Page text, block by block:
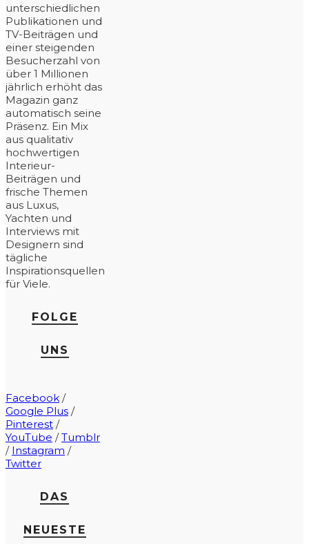
unterschiedlichen
Publikationen und
TV-Beiträgen und
einer steigenden
Besucherzahl von
über 1 Millionen
jährlich erhöht das
Magazin ganz
automatisch seine
Präsenz. Ein Mix
aus qualitativ
hochwertigen
Interieur-
Beiträgen und
frische Themen
aus Luxus,
Yachten und
Interviews mit
Designern sind
tägliche
Inspirationsquellen
für Viele.
FOLGE
UNS
Facebook /
Google Plus /
Pinterest /
YouTube /Tumblr
/ Instagram /
Twitter
DAS
NEUESTE